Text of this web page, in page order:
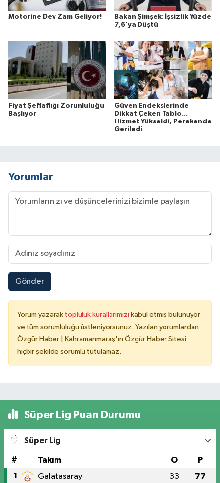
Motorine Dev Zam Geliyor!
Bakan Şimşek: İşsizlik Yüzde
7,6'ya Düştü
Fiyat Şeffaflığı Zorunluluğu
Başlıyor
Güven Endekslerinde
Dikkat Çeken Tablo...
Hizmet Yükseldi, Perakende
Geriledi
Yorumlar
Gönder
Yorum yazarak topluluk kurallarımızı kabul etmiş bulunuyor
ve tüm sorumluluğu üstleniyorsunuz. Yazılan yorumlardan
Özgür Haber | Kahramanmaraş'ın Özgür Haber Sitesi
hiçbir şekilde sorumlu tutulamaz.
Süper Lig Puan Durumu
Süper Lig
# Takım O P
1 Galatasaray 33 77